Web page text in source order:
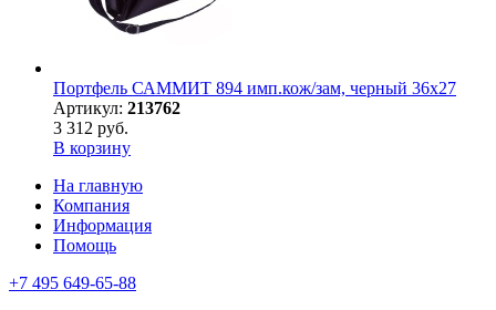
Портфель САММИТ 894 имп.кож/зам, черный 36х27
Артикул: 213762
3 312 руб.
В корзину
На главную
Компания
Информация
Помощь
+7 495 649-65-88